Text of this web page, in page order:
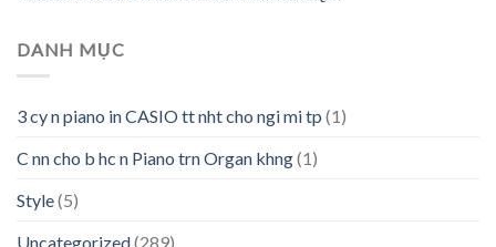
DANH MỤC
3 cy n piano in CASIO tt nht cho ngi mi tp (1)
C nn cho b hc n Piano trn Organ khng(1)
Style(5)
Uncategorized(289)